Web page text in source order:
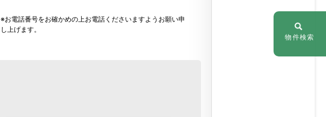
※お電話番号をお確かめの上お電話くださいますようお願い申
し上げます。
物件検索